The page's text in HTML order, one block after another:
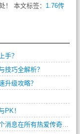
！ 本文标签： 1.76传
手？
技巧全解析？
升级攻略？
PK！
1.76传奇重磅推出，畅爽游戏体验等你来！这个消息在所有热爱传奇游戏的玩家中引起了轰动，毕竟1.76版本是传奇游戏中最著名的版本之一，是无数玩家最向往的传奇世界。